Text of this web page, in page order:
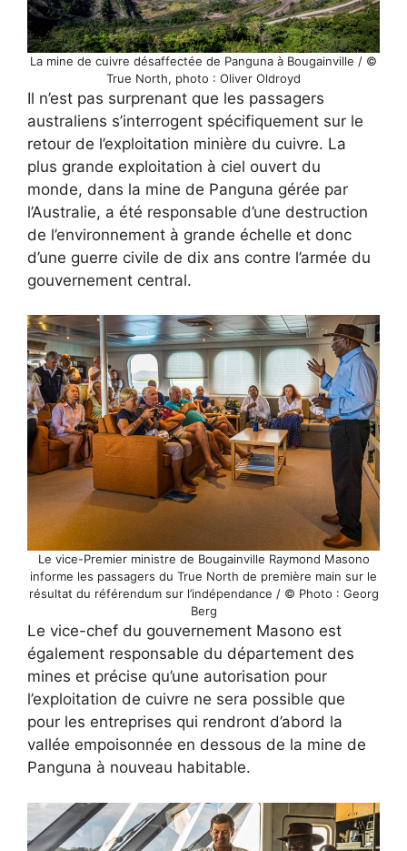
La mine de cuivre désaffectée de Panguna à Bougainville / ©
True North, photo : Oliver Oldroyd
Il n’est pas surprenant que les passagers
australiens s’interrogent spécifiquement sur le
retour de l’exploitation minière du cuivre. La
plus grande exploitation à ciel ouvert du
monde, dans la mine de Panguna gérée par
l’Australie, a été responsable d’une destruction
de l’environnement à grande échelle et donc
d’une guerre civile de dix ans contre l’armée du
gouvernement central.
Le vice-Premier ministre de Bougainville Raymond Masono
informe les passagers du True North de première main sur le
résultat du référendum sur l’indépendance / © Photo : Georg
Berg
Le vice-chef du gouvernement Masono est
également responsable du département des
mines et précise qu’une autorisation pour
l’exploitation de cuivre ne sera possible que
pour les entreprises qui rendront d’abord la
vallée empoisonnée en dessous de la mine de
Panguna à nouveau habitable.